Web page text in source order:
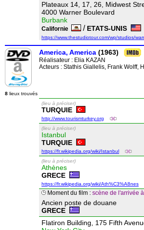
Plateaux 14, 17, 26, Midwest
4000 Warner Boulevard
Burbank
Californie / ETATS-UNIS
https://www.thestudiotour.com/wp/studios/
America, America (1963)
Réalisateur : Elia KAZAN
Acteurs : Stathis Giallelis, Frank Wolff,
8 lieux trouvés
(lieu à préciser)
TURQUIE
http://www.tourismturkey.org
(lieu à préciser)
Istanbul
TURQUIE
https://fr.wikipedia.org/wiki/Istanbul
(lieu à préciser)
Athènes
GRECE
https://fr.wikipedia.org/wiki/Ath%C3%A8nes
Moment du film : scène de l'arrivée
Ancien poste de douane
GRECE
Flatiron Building, 175 Fifth